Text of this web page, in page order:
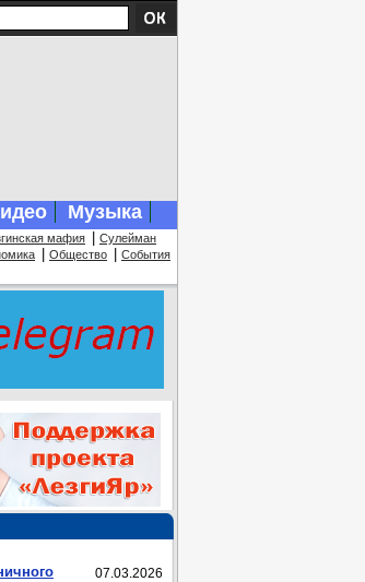
Музыка
мафия
Сулейман
Общество События
07.03.2026